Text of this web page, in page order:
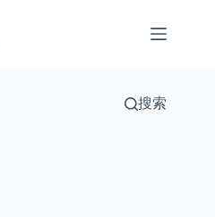
搜索